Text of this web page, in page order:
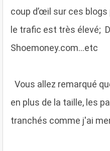
coup d’œil sur ces
le trafic est très élevé;
Shoemoney.com...etc
Vous allez remarqué
en plus de la taille, les
tranchés comme j'ai